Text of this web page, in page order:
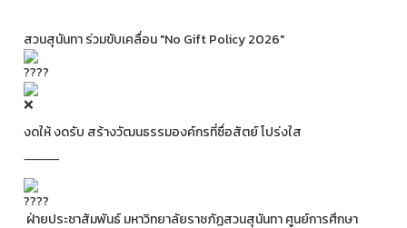
สวนสุนันทา ร่วมขับเคลื่อน "No Gift Policy 2026"
งดให้ งดรับ สร้างวัฒนธรรมองค์กรที่ซื่อสัตย์ โปร่งใส
⸻
ฝ่ายประชาสัมพันธ์ มหาวิทยาลัยราชภัฏสวนสุนันทา ศูนย์การศึกษา